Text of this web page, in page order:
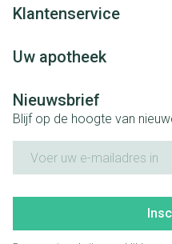
Klantenservice
Uw apotheek
Nieuwsbrief
Blijf op de hoogte van